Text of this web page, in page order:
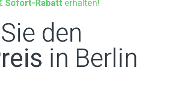
Sofort-Rabatt erhalten!
den
in Berlin